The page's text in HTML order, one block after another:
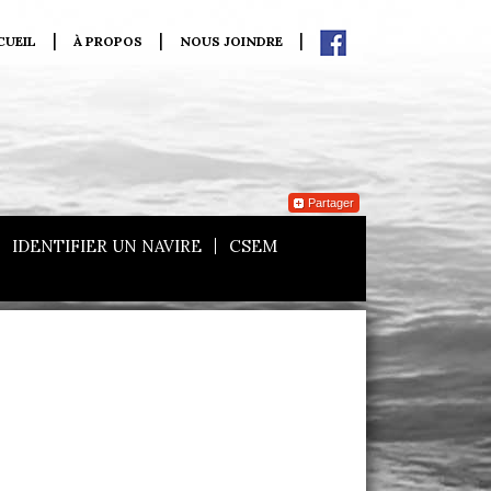
À PROPOS NOUS JOINDRE
Partager
IDENTIFIER UN NAVIRE CSEM